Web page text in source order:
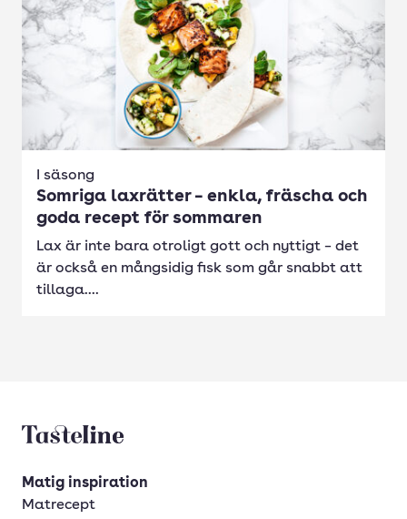
I säsong
Somriga laxrätter – enkla, fräscha och
goda recept för sommaren
Lax är inte bara otroligt gott och nyttigt – det
är också en mångsidig fisk som går snabbt att
tillaga....
Tasteline startsida
Matig inspiration
Matrecept